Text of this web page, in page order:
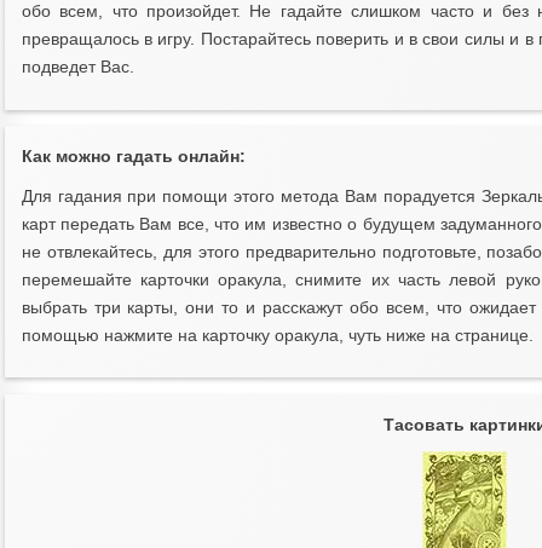
обо всем, что произойдет. Не гадайте слишком часто и без
превращалось в игру. Постарайтесь поверить и в свои силы и
подведет Вас.
Как можно гадать онлайн:
Для гадания при помощи этого метода Вам порадуется
карт передать Вам все, что им известно о будущем
не отвлекайтесь, для этого предварительно подготовьте,
перемешайте карточки оракула, снимите их часть левой
выбрать три карты, они то и расскажут обо всем, что
помощью нажмите на карточку оракула, чуть ниже на странице.
Тасовать